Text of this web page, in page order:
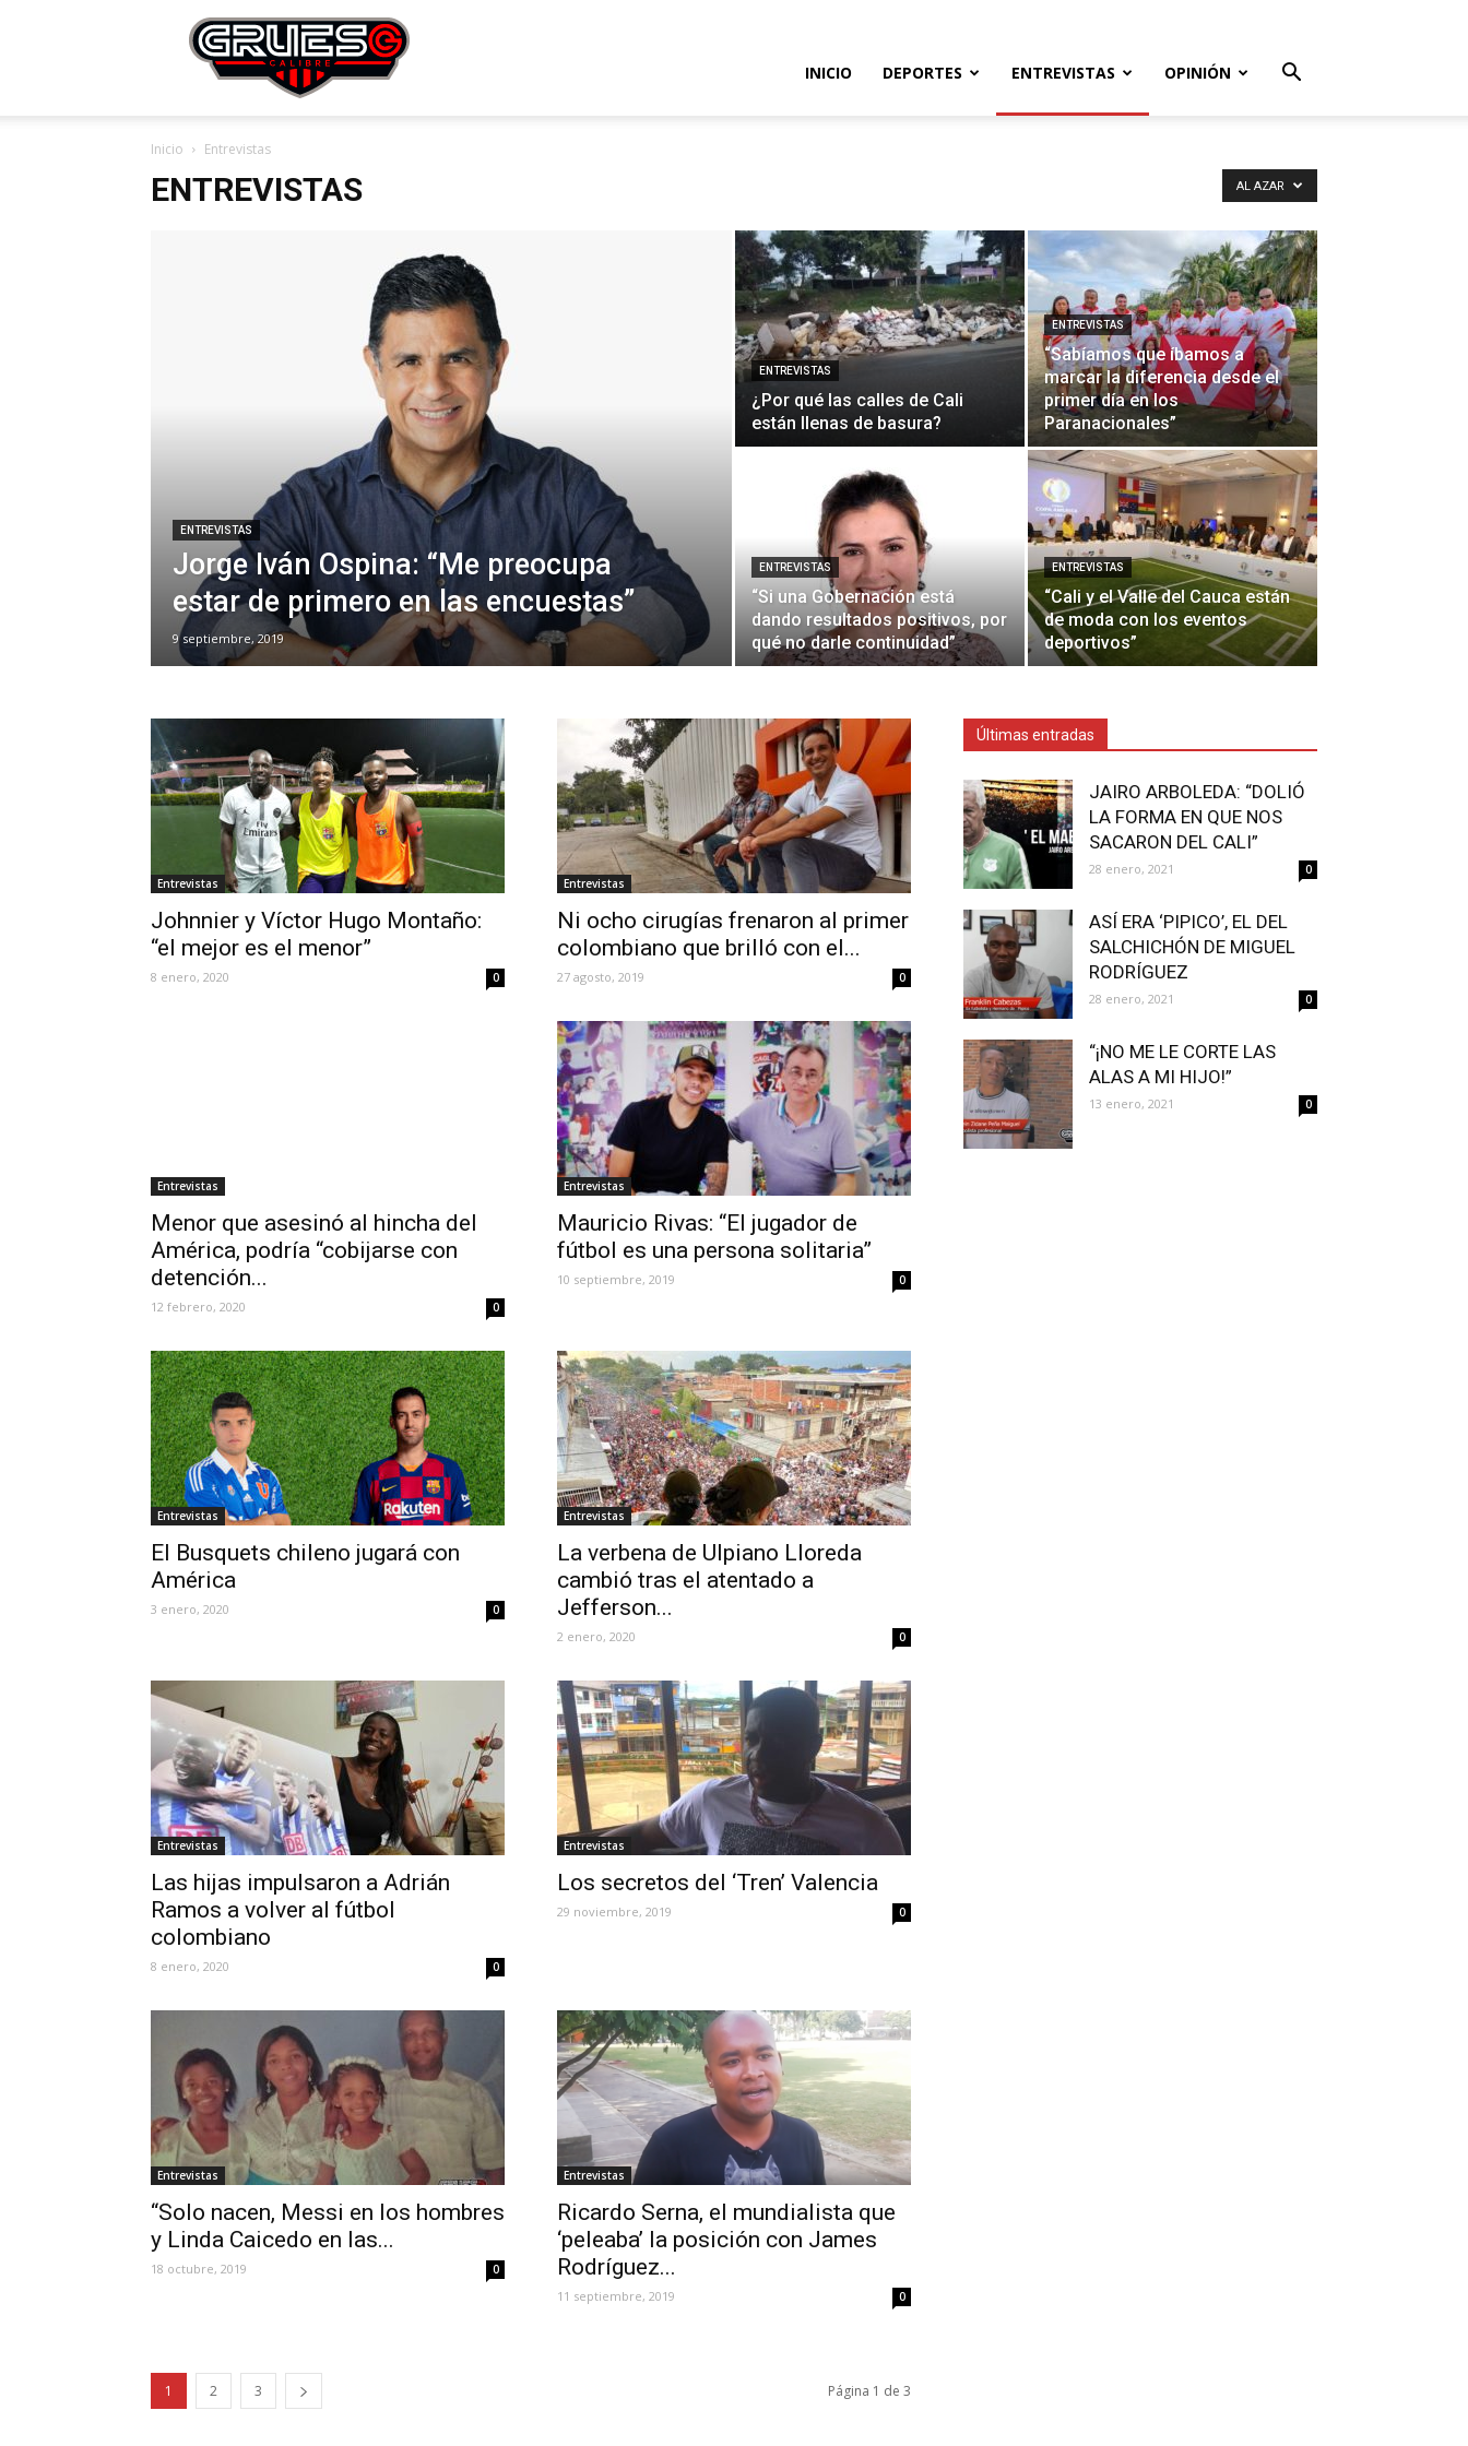
INICIO DEPORTES ENTREVISTAS OPINIÓN
Inicio Entrevistas
ENTREVISTAS AL AZAR
ENTREVISTAS
Jorge Iván Ospina: “Me preocupa
estar de primero en las encuestas”
9 septiembre, 2019
ENTREVISTAS
¿Por qué las calles de Cali
están llenas de basura?
ENTREVISTAS
“Sabíamos que íbamos a
marcar la diferencia desde el
primer día en los
Paranacionales”
ENTREVISTAS
“Si una Gobernación está
dando resultados positivos, por
qué no darle continuidad”
ENTREVISTAS
“Cali y el Valle del Cauca están
de moda con los eventos
deportivos”
Entrevistas
Johnnier y Víctor Hugo Montaño:
“el mejor es el menor”
8 enero, 2020 0
Entrevistas
Ni ocho cirugías frenaron al primer
colombiano que brilló con el...
27 agosto, 2019 0
Entrevistas
Mauricio Rivas: “El jugador de
fútbol es una persona solitaria”
10 septiembre, 2019 0
Entrevistas
El Busquets chileno jugará con
América
3 enero, 2020
Entrevistas
La verbena de Ulpiano Lloreda
cambió tras el atentado a
Jefferson...
2 enero, 2020
Entrevistas
Las hijas impulsaron a Adrián
Ramos a volver al fútbol
colombiano
8 enero, 2020
Entrevistas
Los secretos del ‘Tren’ Valencia
29 noviembre, 2019
Entrevistas
“Solo nacen, Messi en los hombres
y Linda Caicedo en las...
18 octubre, 2019
Entrevistas
Ricardo Serna, el mundialista que
‘peleaba’ la posición con James
Rodríguez...
11 septiembre, 2019
Últimas entradas
JAIRO ARBOLEDA: “DOLIÓ
LA FORMA EN QUE NOS
SACARON DEL CALI”
28 enero, 2021 0
ASÍ ERA ‘PIPICO’, EL DEL
SALCHICHÓN DE MIGUEL
RODRÍGUEZ
28 enero, 2021 0
“¡NO ME LE CORTE LAS
ALAS A MI HIJO!”
13 enero, 2021 0